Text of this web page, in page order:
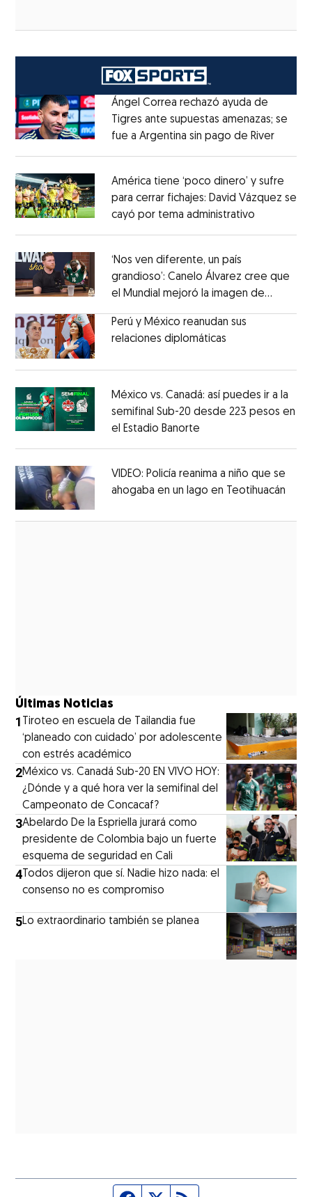
Ángel Correa rechazó ayuda de
Tigres ante supuestas amenazas; se
fue a Argentina sin pago de RiverOpens
América tiene ‘poco dinero’ y sufre
para cerrar fichajes: David Vázquez se
cayó por tema administrativo
‘Nos ven diferente, un país
grandioso’: Canelo Álvarez cree que
el Mundial mejoró la imagen de
MéxicoOpens in new window
Perú y México reanudan sus
relaciones diplomáticas
México vs. Canadá: así puedes ir a la
semifinal Sub-20 desde 223 pesos en
el Estadio Banorte
VIDEO: Policía reanima a niño que se
ahogaba en un lago en Teotihuacán
Últimas Noticias
1
Tiroteo en escuela de Tailandia fue
‘planeado con cuidado’ por adolescente
con estrés académico
2México vs. Canadá Sub-20 EN VIVO HOY:
¿Dónde y a qué hora ver la semifinal del
Campeonato de Concacaf?
3Abelardo De la Espriella jurará como
presidente de Colombia bajo un fuerte
esquema de seguridad en Cali
4 Todos dijeron que sí. Nadie hizo nada: el
consenso no es compromiso
5Lo extraordinario también se planea